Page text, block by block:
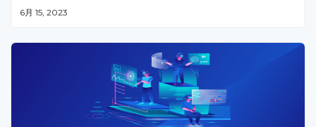
、構築、テスト、導入、保守のステップが含まれます。
テム開発手法について紹介します。
6月 15, 2023